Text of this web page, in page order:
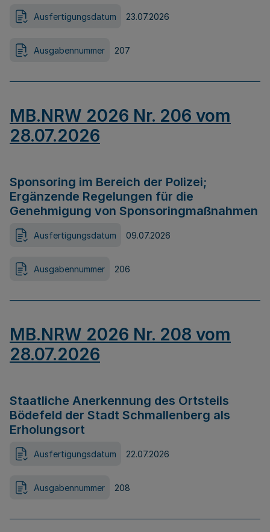
Ausfertigungsdatum 23.07.2026
Ausgabennummer 207
MB.NRW 2026 Nr. 206 vom
28.07.2026
Sponsoring im Bereich der Polizei;
Ergänzende Regelungen für die
Genehmigung von Sponsoringmaßnahmen
Ausfertigungsdatum 09.07.2026
Ausgabennummer 206
MB.NRW 2026 Nr. 208 vom
28.07.2026
Staatliche Anerkennung des Ortsteils
Bödefeld der Stadt Schmallenberg als
Erholungsort
Ausfertigungsdatum 22.07.2026
Ausgabennummer 208